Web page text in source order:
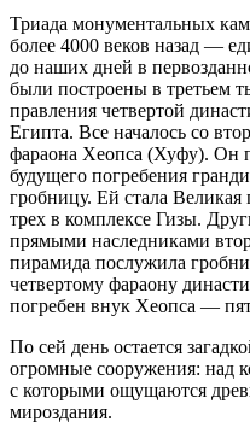
Триада монументальных
более 4000 веков назад —
до наших дней в
были построены в третьем
правления четвертой
Египта. Все началось со
фараона Хеопса (Хуфу). Он
будущего погребения
гробницу. Ей стала
трех в комплексе Гизы.
прямыми наследниками
пирамида послужила
четвертому фараону
погребен внук Хеопса —
По сей день остается
огромные сооружения: над
с которыми ощущаются
мироздания.